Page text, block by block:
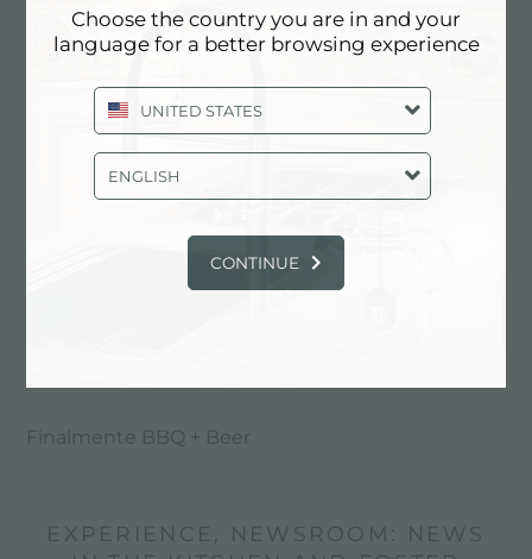
FINALLY
Finalmente BBQ + Beer
EXPERIENCE, NEWSROOM: NEWS
Choose the country you are in and your
language for a better browsing experience
UNITED STATES
ENGLISH
CONTINUE